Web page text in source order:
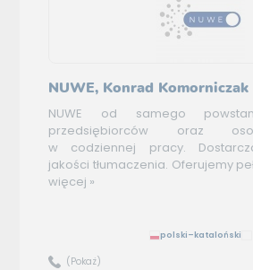
NUWE, Konrad Komorniczak
NUWE od samego
przedsiębiorców oraz
w codziennej pracy.
jakości tłumaczenia. Oferujemy
więcej »
polski–kataloński
(Pokaż)